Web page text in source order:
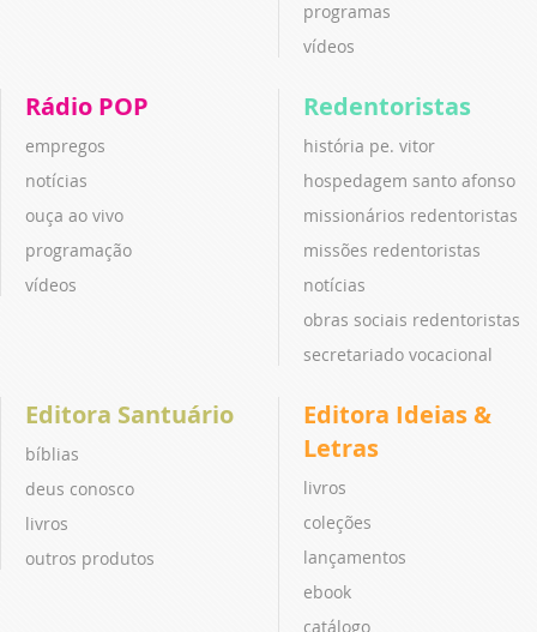
programas
vídeos
Rádio POP
empregos
notícias
ouça ao vivo
programação
vídeos
Redentoristas
história pe. vitor
hospedagem santo afonso
missionários redentoristas
missões redentoristas
notícias
obras sociais redentoristas
secretariado vocacional
Editora Santuário
bíblias
deus conosco
livros
outros produtos
Editora Ideias &
Letras
livros
coleções
lançamentos
ebook
catálogo